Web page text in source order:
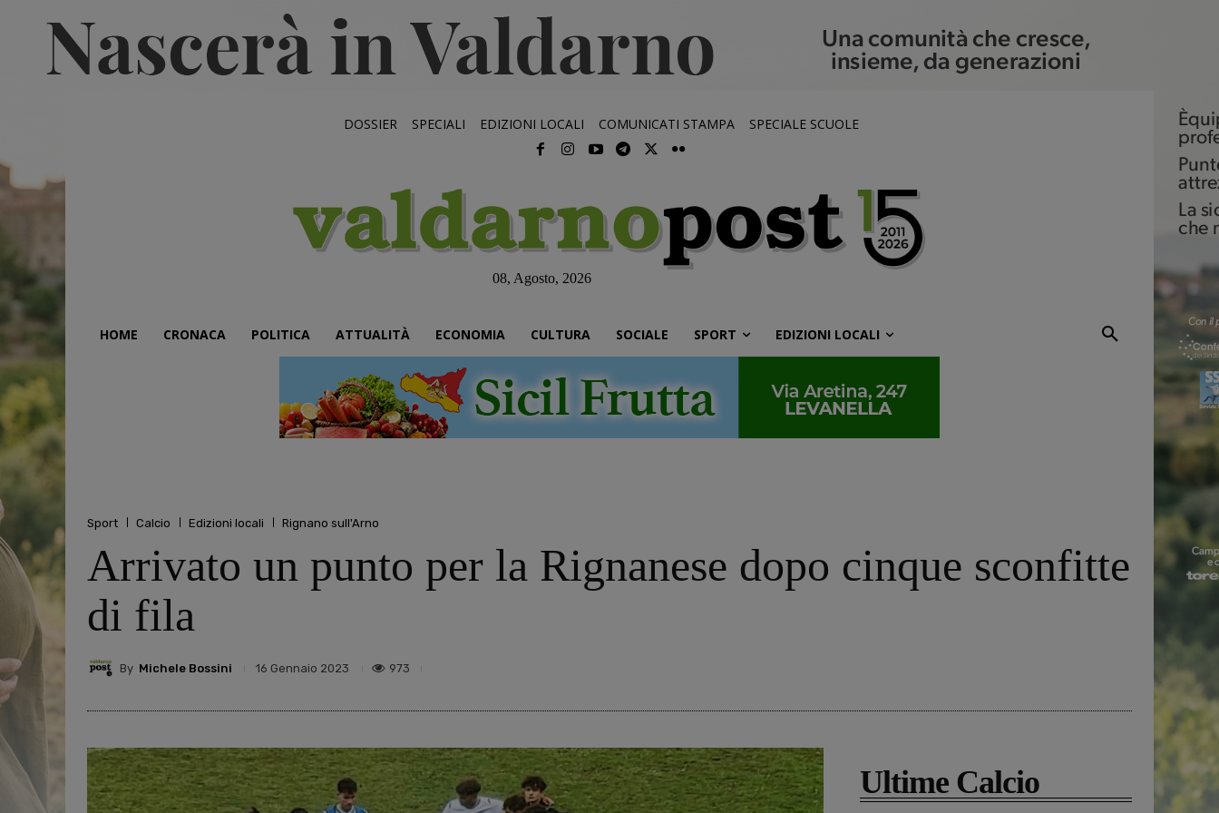
DOSSIER SPECIALI EDIZIONI LOCALI COMUNICATI STAMPA SPECIALE SCUOLE
08, Agosto, 2026
HOME CRONACA POLITICA ATTUALITÀ ECONOMIA CULTURA SOCIALE SPORT EDIZIONI LOCALI
Sport Calcio Edizioni locali Rignano sull'Arno
Arrivato un punto per la Rignanese dopo cinque sconfitte
di fila
By Michele Bossini 16 Gennaio 2023 973
Ultime Calcio